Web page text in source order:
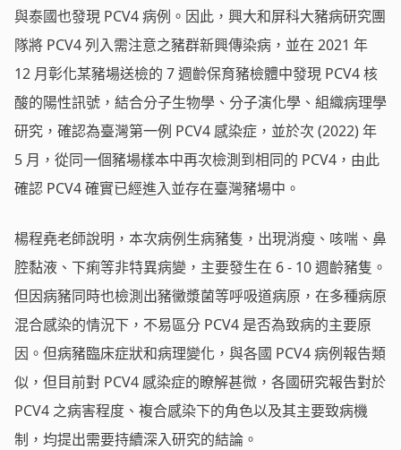
與泰國也發現 PCV4 病例。因此，興大和屏科大豬病研究團
隊將 PCV4 列入需注意之豬群新興傳染病，並在 2021 年
12 月彰化某豬場送檢的 7 週齡保育豬檢體中發現 PCV4 核
酸的陽性訊號，結合分子生物學、分子演化學、組織病理學
研究，確認為臺灣第一例 PCV4 感染症，並於次 (2022) 年
5 月，從同一個豬場樣本中再次檢測到相同的 PCV4，由此
確認 PCV4 確實已經進入並存在臺灣豬場中。
楊程堯老師說明，本次病例生病豬隻，出現消瘦、咳喘、鼻
腔黏液、下痢等非特異病變，主要發生在 6 - 10 週齡豬隻。
但因病豬同時也檢測出豬黴漿菌等呼吸道病原，在多種病原
混合感染的情況下，不易區分 PCV4 是否為致病的主要原
因。但病豬臨床症狀和病理變化，與各國 PCV4 病例報告類
似，但目前對 PCV4 感染症的瞭解甚微，各國研究報告對於
PCV4 之病害程度、複合感染下的角色以及其主要致病機
制，均提出需要持續深入研究的結論。